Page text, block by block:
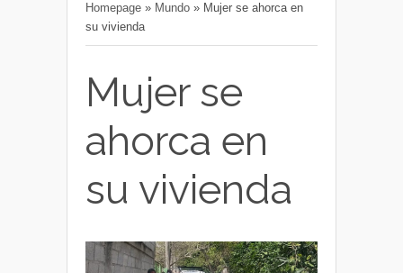
Homepage » Mundo » Mujer se ahorca en
su vivienda
Mujer se
ahorca en
su vivienda